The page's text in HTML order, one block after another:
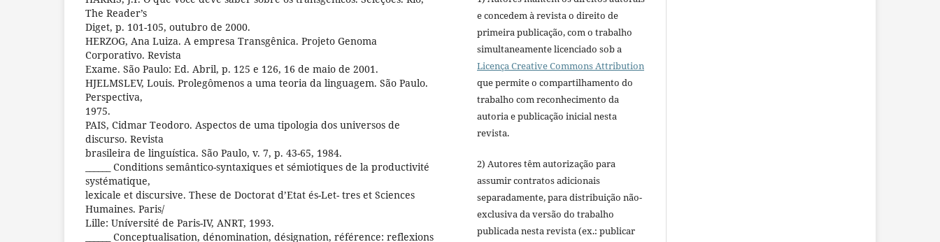
The Reader’s
Diget, p. 101-105, outubro de 2000.
HERZOG, Ana Luiza. A empresa Transgênica. Projeto Genoma
Corporativo. Revista
Exame. São Paulo: Ed. Abril, p. 125 e 126, 16 de maio de 2001.
HJELMSLEV, Louis. Prolegômenos a uma teoria da linguagem. São Paulo.
Perspectiva,
1975.
PAIS, Cidmar Teodoro. Aspectos de uma tipologia dos universos de
discurso. Revista
brasileira de linguística. São Paulo, v. 7, p. 43-65, 1984.
______ Conditions semântico-syntaxiques et sémiotiques de la productivité
systématique,
lexicale et discursive. These de Doctorat d’Etat és-Let- tres et Sciences
Humaines. Paris/
Lille: Uníversité de Paris-IV, ANRT, 1993.
______ Conceptualisation, dénomination, désignation, référence: reflexions
e concedem à revista o direito de
primeira publicação, com o trabalho
simultaneamente licenciado sob a
Licença Creative Commons Attribution
que permite o compartilhamento do
trabalho com reconhecimento da
autoria e publicação inicial nesta
revista.
2) Autores têm autorização para
assumir contratos adicionais
separadamente, para distribuição não-
exclusiva da versão do trabalho
publicada nesta revista (ex.: publicar